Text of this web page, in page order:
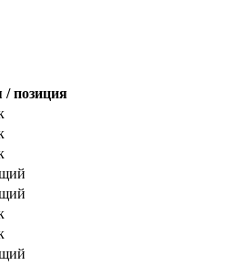
позиция